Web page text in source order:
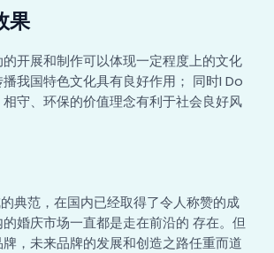
果
开展和制作可以体现一定程度上的文化
我国特色文化具有良好作用； 同时I Do
守、环保的价值理念有利于社会良好风
典范，在国内已经取得了令人称赞的成
婚庆市场一直都是走在前沿的 存在。但
，未来品牌的发展和创造之路任重而道